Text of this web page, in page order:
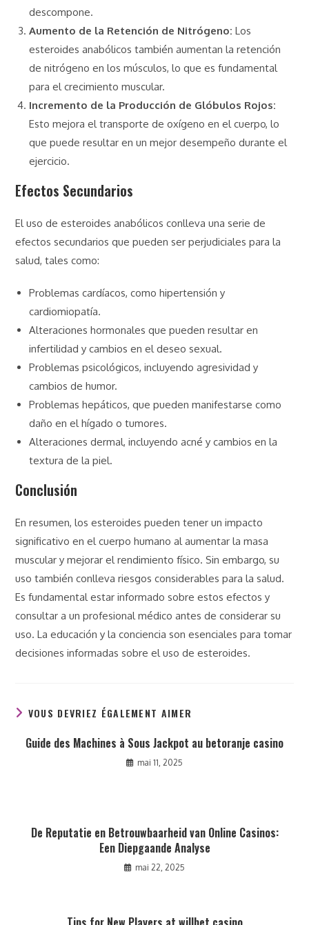
descompone.
Aumento de la Retención de Nitrógeno: Los
esteroides anabólicos también aumentan la retención
de nitrógeno en los músculos, lo que es fundamental
para el crecimiento muscular.
Incremento de la Producción de Glóbulos Rojos:
Esto mejora el transporte de oxígeno en el cuerpo, lo
que puede resultar en un mejor desempeño durante el
ejercicio.
Efectos Secundarios
El uso de esteroides anabólicos conlleva una serie de
efectos secundarios que pueden ser perjudiciales para la
salud, tales como:
Problemas cardíacos, como hipertensión y
cardiomiopatía.
Alteraciones hormonales que pueden resultar en
infertilidad y cambios en el deseo sexual.
Problemas psicológicos, incluyendo agresividad y
cambios de humor.
Problemas hepáticos, que pueden manifestarse como
daño en el hígado o tumores.
Alteraciones dermal, incluyendo acné y cambios en la
textura de la piel.
Conclusión
En resumen, los esteroides pueden tener un impacto
significativo en el cuerpo humano al aumentar la masa
muscular y mejorar el rendimiento físico. Sin embargo, su
uso también conlleva riesgos considerables para la salud.
Es fundamental estar informado sobre estos efectos y
consultar a un profesional médico antes de considerar su
uso. La educación y la conciencia son esenciales para tomar
decisiones informadas sobre el uso de esteroides.
VOUS DEVRIEZ ÉGALEMENT AIMER
Guide des Machines à Sous Jackpot au betoranje casino
mai 11, 2025
De Reputatie en Betrouwbaarheid van Online Casinos:
Een Diepgaande Analyse
mai 22, 2025